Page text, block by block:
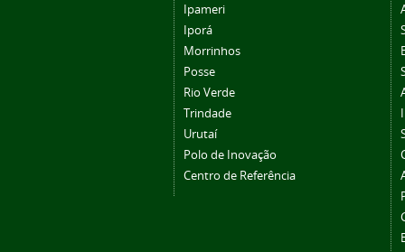
Ipameri
Iporá
Morrinhos
Posse
Rio Verde
Trindade
Urutaí
Polo de Inovação
Centro de Referência